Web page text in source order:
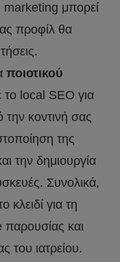
marketing μπορεί
προφίλ θα
ποιοτικού
το local SEO για
κοντινή σας
της
την δημιουργία
Συνολικά,
κλειδί για τη
παρουσίας και
του ιατρείου.